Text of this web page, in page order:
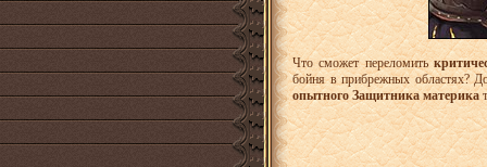
Что сможет переломить
бойня в прибрежных областях?
опытного Защитника материка